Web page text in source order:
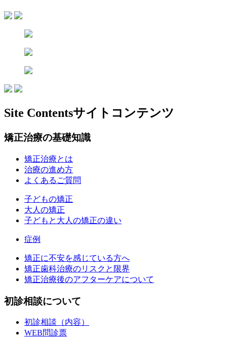
Site Contentsサイトコンテンツ
矯正治療の基礎知識
矯正治療とは
治療の進め方
よくあるご質問
子どもの矯正
大人の矯正
子どもと大人の矯正の違い
症例
矯正に不安を感じている方へ
矯正歯科治療のリスクと限界
矯正治療後のアフターケアについて
初診相談について
初診相談（内容）
WEB問診票